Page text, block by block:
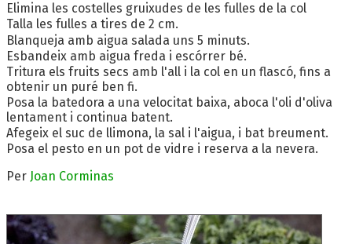
Elimina les costelles gruixudes de les fulles de la col
Talla les fulles a tires de 2 cm.
Blanqueja amb aigua salada uns 5 minuts.
Esbandeix amb aigua freda i escórrer bé.
Tritura els fruits secs amb l'all i la col en un flascó, fins a
obtenir un puré ben fi.
Posa la batedora a una velocitat baixa, aboca l'oli d'oliva
lentament i continua batent.
Afegeix el suc de llimona, la sal i l'aigua, i bat breument.
Posa el pesto en un pot de vidre i reserva a la nevera.
Per Joan Corminas